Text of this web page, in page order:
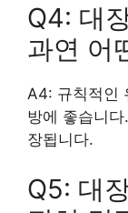
Q4: 대
과연 어
A4: 규칙적인
방에 좋습니
장됩니다.
Q5: 대